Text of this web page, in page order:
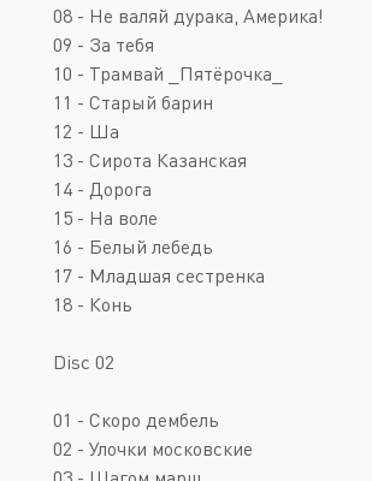
08 - Не валяй дурака, Америка!
09 - За тебя
10 - Трамвай _Пятёрочка_
11 - Старый барин
12 - Ша
13 - Сирота Казанская
14 - Дорога
15 - На воле
16 - Белый лебедь
17 - Младшая сестренка
18 - Конь
Disc 02
01 - Скоро дембель
02 - Улочки московские